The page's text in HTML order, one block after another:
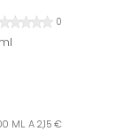
0
ML. A 2,15 €